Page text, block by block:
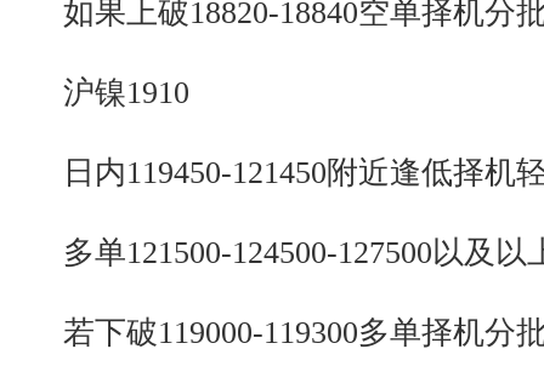
如果上破18820-18840空单择机分
沪镍1910
日内119450-121450附近逢低择机
多单121500-124500-127500以及以
若下破119000-119300多单择机分